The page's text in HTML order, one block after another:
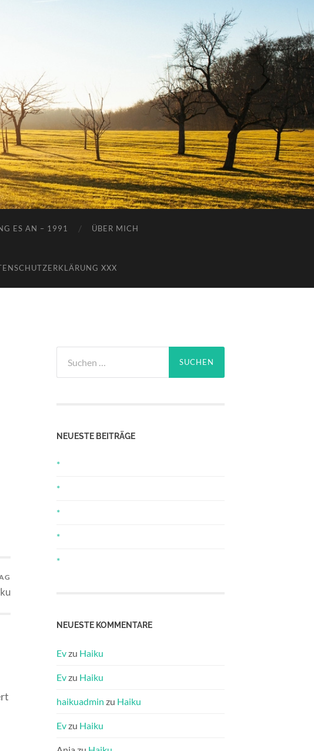
ES AN – 1991 ÜBER MICH
XXX
nach:
NEUESTE BEITRÄGE
*
*
*
*
*
NEUESTE KOMMENTARE
Evzu Haiku
Evzu Haiku
haikuadmin zu Haiku
Evzu Haiku